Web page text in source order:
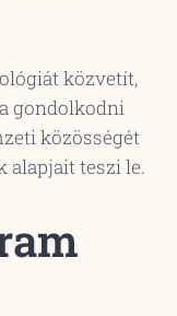
közvetít,
gondolkodni
közösségét
alapjait teszi le.